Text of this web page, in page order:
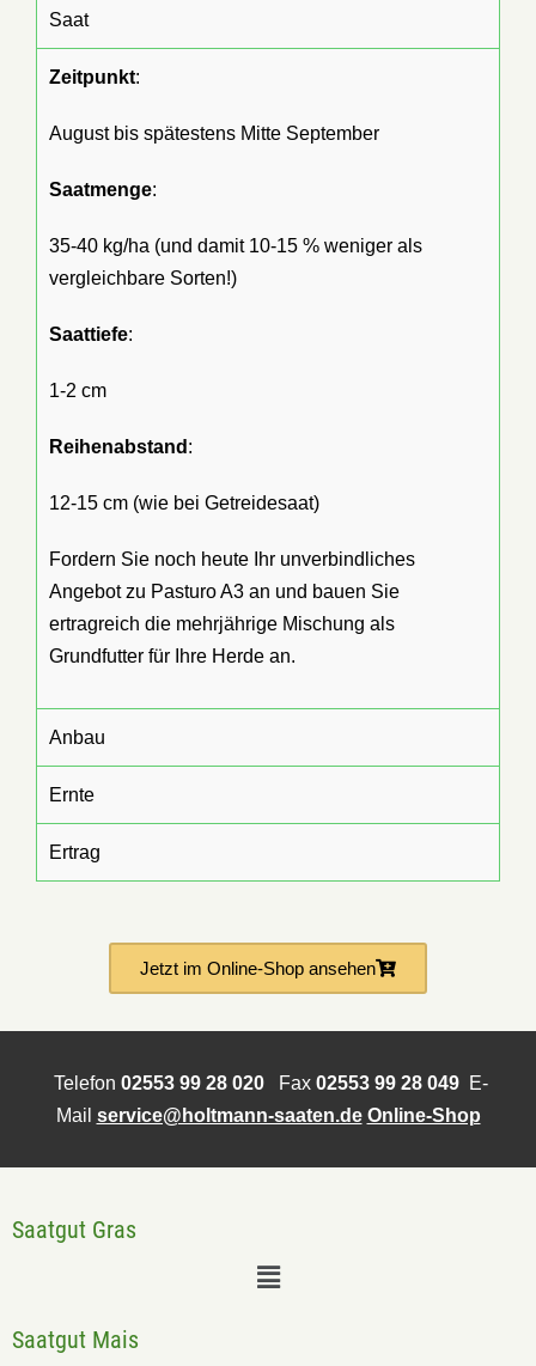
Saat
Zeitpunkt:
August bis spätestens Mitte September
Saatmenge:
35-40 kg/ha (und damit 10-15 % weniger als
vergleichbare Sorten!)
Saattiefe:
1-2 cm
Reihenabstand :
12-15 cm (wie bei Getreidesaat)
Fordern Sie noch heute Ihr unverbindliches
Angebot zu Pasturo A3 an und bauen Sie
ertragreich die mehrjährige Mischung als
Grundfutter für Ihre Herde an.
Anbau
Ernte
Ertrag
Jetzt im Online-Shop ansehen
Telefon 02553 99 28 020Fax 02553 99 28 049E-
Mail service@holtmann-saaten.de Online-Shop
Saatgut Gras
Saatgut Mais